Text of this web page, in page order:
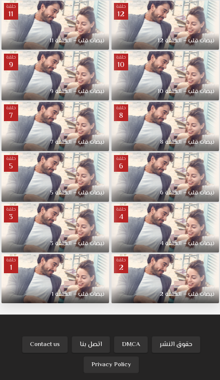
حلقة
12
نبضات قلب – الحلقة 12
حلقة
11
نبضات قلب – الحلقة 11
حلقة
10
نبضات قلب – الحلقة 10
حلقة
9
نبضات قلب – الحلقة 9
حلقة
8
نبضات قلب – الحلقة 8
حلقة
7
نبضات قلب – الحلقة 7
حلقة
6
نبضات قلب – الحلقة 6
حلقة
5
نبضات قلب – الحلقة 5
حلقة
4
نبضات قلب – الحلقة 4
حلقة
3
نبضات قلب – الحلقة 3
حلقة
2
نبضات قلب – الحلقة 2
حلقة
1
نبضات قلب – الحلقة 1
حقوق النشر DMCA اتصل بنا Contact us
Privacy Policy